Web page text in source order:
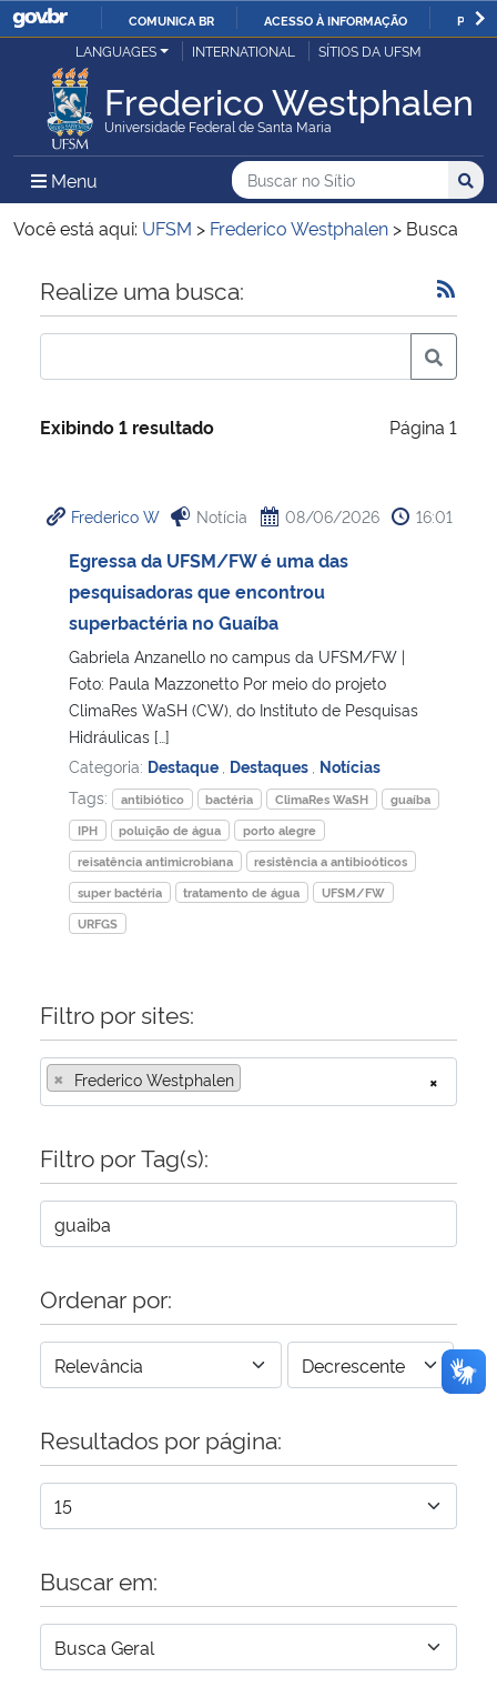
IR
O
COMUNICA BR ACESSO À INFORMAÇÃO
Ministério da Justiça e Segurança Pública
Ministério da Defesa
Ministério das Relações Exteriores
Ministério da Economia
Ministério da Infraestrutura
Ministério da Cidadania
Ministério da Saúde
Ministério de Minas e Energia
Ministério da Ciência, Tecnologia, Inovações e Comunicações
Ministério do Turismo
Ministério do Desenvolvimento Regional
Controladoria-Geral da União
Secretaria-Geral
Secretaria de Governo
Gabinete de Segurança Institucional
Advocacia-Geral da União
Planalto
LANGUAGES INTERNATIONAL SÍTIOS DA UFSM
Frederico Westphalen
Universidade Federal de Santa Maria
Menu Menu Principal do Sítio
Busca
Buscar no no Sítio
Busca:
Você está aqui: UFSM > Frederico Westphalen > Busca
Início do conteúdo
Realize uma busca:
Exibindo 1 resultado Página 1
Frederico W Notícia 08/06/2026 16:01
Egressa da UFSM/FW é uma das
pesquisadoras que encontrou
superbactéria no Guaíba
Gabriela Anzanello no campus da UFSM/FW |
Foto: Paula Mazzonetto Por meio do projeto
ClimaRes WaSH (CW), do Instituto de Pesquisas
Hidráulicas […]
Categoria: Destaque Destaques Notícias
Tags:
antibiótico bactéria ClimaRes WaSH
guaíba
IPH
poluição de água
porto alegre
reisatência antimicrobiana
resistência a antibioóticos
super bactéria
tratamento de água
UFSM/FW
URFGS
Filtro por sites:
×
× Frederico Westphalen
Filtro por Tag(s):
Ordenar por:
Resultados por página:
Buscar em: